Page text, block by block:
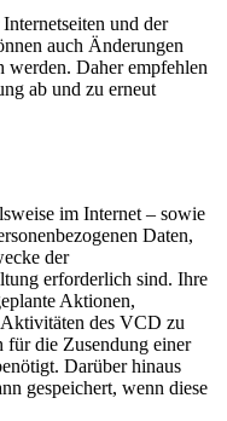
und der
auch Änderungen
werden. Daher empfehlen
ab und zu erneut
im Internet – sowie
Daten,
der
erforderlich sind. Ihre
Aktionen,
des VCD zu
für die Zusendung einer
Darüber hinaus
gespeichert, wenn diese